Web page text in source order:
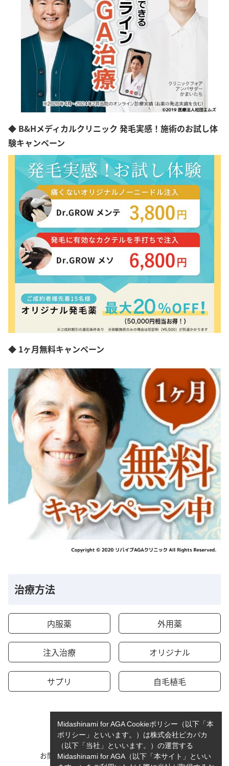
◆ B&Hメディカルクリニック 発毛実感！施術のお試し体
験キャンペーン
◆ 1ヶ月無料キャンペーン
治療方法
内服薬 外用薬
注入治療 オリジナル
サプリ 自毛植毛
お問い合わせ
運営者情報
Midashinami for AGA Cookieポリシー（以下「本
ポリシー」といいます。）は株式会社ピカパカ
（以下「当社」といいます。）の運営する
Midashinami for AGA（以下「本サイト」といい